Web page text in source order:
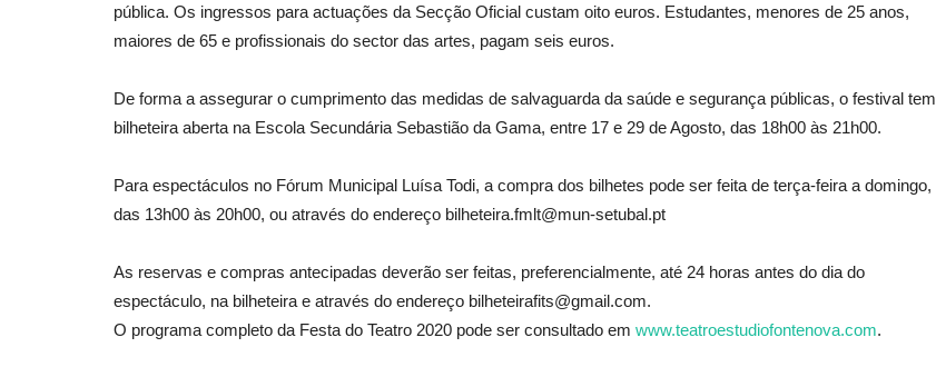
pública. Os ingressos para actuações da Secção Oficial custam oito euros. Estudantes, menores de 25 anos,
maiores de 65 e profissionais do sector das artes, pagam seis euros.
De forma a assegurar o cumprimento das medidas de salvaguarda da saúde e segurança públicas, o festival tem
bilheteira aberta na Escola Secundária Sebastião da Gama, entre 17 e 29 de Agosto, das 18h00 às 21h00.
Para espectáculos no Fórum Municipal Luísa Todi, a compra dos bilhetes pode ser feita de terça-feira a domingo,
das 13h00 às 20h00, ou através do endereço bilheteira.fmlt@mun-setubal.pt
As reservas e compras antecipadas deverão ser feitas, preferencialmente, até 24 horas antes do dia do
espectáculo, na bilheteira e através do endereço bilheteirafits@gmail.com.
O programa completo da Festa do Teatro 2020 pode ser consultado em www.teatroestudiofontenova.com.